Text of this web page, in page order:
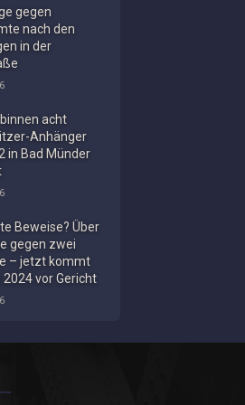
gegen
nach den
in der
acht
Anhänger
in Bad Münder
Beweise? Über
gegen zwei
– jetzt kommt
2024 vor Gericht